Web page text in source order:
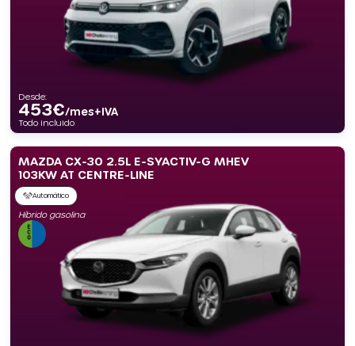
Desde:
453€/mes+IVA
Todo incluido
MAZDA CX-30 2.5L E-SYACTIV-G MHEV
103KW AT CENTRE-LINE
Automático
Híbrido gasolina